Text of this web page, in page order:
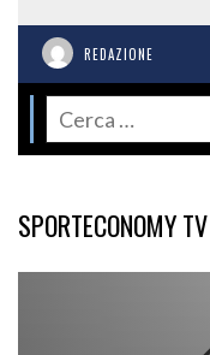
REDAZIONE
SPORTECONOMY TV